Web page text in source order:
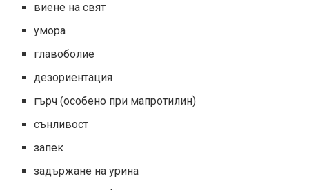
виене на свят
умора
главоболие
дезориентация
гърч (особено при мапротилин)
сънливост
запек
задържане на урина